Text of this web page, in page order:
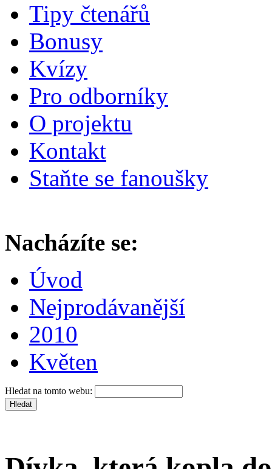
Tipy čtenářů
Bonusy
Kvízy
Pro odborníky
O projektu
Kontakt
Staňte se fanoušky
Nacházíte se:
Úvod
Nejprodávanější
2010
Květen
Hledat na tomto webu: